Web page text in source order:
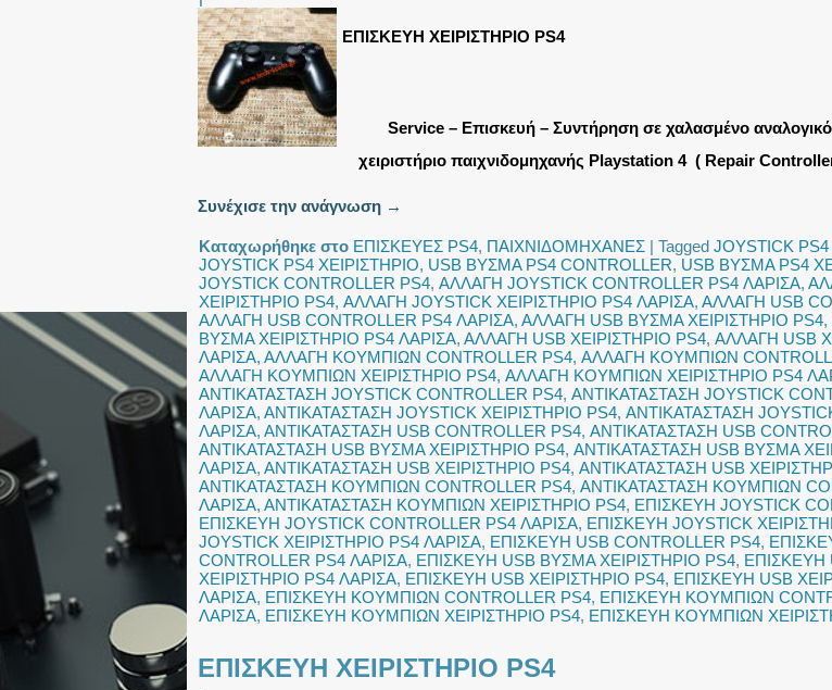
ΕΠΙΣΚΕΥΗ ΧΕΙΡΙΣΤΗΡΙΟ PS4
Service – Επισκευή – Συντήρηση σε χαλασμένο
χειριστήριο παιχνιδομηχανής Playstation 4 ( Repair
Συνέχισε την ανάγνωση →
Καταχωρήθηκε στο ΕΠΙΣΚΕΥΕΣ PS4, ΠΑΙΧΝΙΔΟΜΗΧΑΝΕΣ | Tagged JOYSTICK
JOYSTICK PS4 ΧΕΙΡΙΣΤΗΡΙΟ, USB ΒΥΣΜΑ PS4 CONTROLLER, USB ΒΥΣΜΑ PS4
JOYSTICK CONTROLLER PS4, ΑΛΛΑΓΗ JOYSTICK CONTROLLER PS4 ΛΑΡΙΣΑ,
ΧΕΙΡΙΣΤΗΡΙΟ PS4, ΑΛΛΑΓΗ JOYSTICK ΧΕΙΡΙΣΤΗΡΙΟ PS4 ΛΑΡΙΣΑ, ΑΛΛΑΓΗ USB
ΑΛΛΑΓΗ USB CONTROLLER PS4 ΛΑΡΙΣΑ, ΑΛΛΑΓΗ USB ΒΥΣΜΑ ΧΕΙΡΙΣΤΗΡΙΟ PS4,
ΒΥΣΜΑ ΧΕΙΡΙΣΤΗΡΙΟ PS4 ΛΑΡΙΣΑ, ΑΛΛΑΓΗ USB ΧΕΙΡΙΣΤΗΡΙΟ PS4, ΑΛΛΑΓΗ USB
ΛΑΡΙΣΑ, ΑΛΛΑΓΗ ΚΟΥΜΠΙΩΝ CONTROLLER PS4, ΑΛΛΑΓΗ ΚΟΥΜΠΙΩΝ
ΑΛΛΑΓΗ ΚΟΥΜΠΙΩΝ ΧΕΙΡΙΣΤΗΡΙΟ PS4, ΑΛΛΑΓΗ ΚΟΥΜΠΙΩΝ ΧΕΙΡΙΣΤΗΡΙΟ PS4
ΑΝΤΙΚΑΤΑΣΤΑΣΗ JOYSTICK CONTROLLER PS4, ΑΝΤΙΚΑΤΑΣΤΑΣΗ JOYSTICK
ΛΑΡΙΣΑ, ΑΝΤΙΚΑΤΑΣΤΑΣΗ JOYSTICK ΧΕΙΡΙΣΤΗΡΙΟ PS4, ΑΝΤΙΚΑΤΑΣΤΑΣΗ
ΛΑΡΙΣΑ, ΑΝΤΙΚΑΤΑΣΤΑΣΗ USB CONTROLLER PS4, ΑΝΤΙΚΑΤΑΣΤΑΣΗ USB
ΑΝΤΙΚΑΤΑΣΤΑΣΗ USB ΒΥΣΜΑ ΧΕΙΡΙΣΤΗΡΙΟ PS4, ΑΝΤΙΚΑΤΑΣΤΑΣΗ USB ΒΥΣΜΑ
ΛΑΡΙΣΑ, ΑΝΤΙΚΑΤΑΣΤΑΣΗ USB ΧΕΙΡΙΣΤΗΡΙΟ PS4, ΑΝΤΙΚΑΤΑΣΤΑΣΗ USB
ΑΝΤΙΚΑΤΑΣΤΑΣΗ ΚΟΥΜΠΙΩΝ CONTROLLER PS4, ΑΝΤΙΚΑΤΑΣΤΑΣΗ ΚΟΥΜΠΙΩΝ
ΛΑΡΙΣΑ, ΑΝΤΙΚΑΤΑΣΤΑΣΗ ΚΟΥΜΠΙΩΝ ΧΕΙΡΙΣΤΗΡΙΟ PS4, ΕΠΙΣΚΕΥΗ JOYSTICK
ΕΠΙΣΚΕΥΗ JOYSTICK CONTROLLER PS4 ΛΑΡΙΣΑ, ΕΠΙΣΚΕΥΗ JOYSTICK
JOYSTICK ΧΕΙΡΙΣΤΗΡΙΟ PS4 ΛΑΡΙΣΑ, ΕΠΙΣΚΕΥΗ USB CONTROLLER PS4,
CONTROLLER PS4 ΛΑΡΙΣΑ, ΕΠΙΣΚΕΥΗ USB ΒΥΣΜΑ ΧΕΙΡΙΣΤΗΡΙΟ PS4, ΕΠΙΣΚΕΥΗ
ΧΕΙΡΙΣΤΗΡΙΟ PS4 ΛΑΡΙΣΑ, ΕΠΙΣΚΕΥΗ USB ΧΕΙΡΙΣΤΗΡΙΟ PS4, ΕΠΙΣΚΕΥΗ USB
ΛΑΡΙΣΑ, ΕΠΙΣΚΕΥΗ ΚΟΥΜΠΙΩΝ CONTROLLER PS4, ΕΠΙΣΚΕΥΗ ΚΟΥΜΠΙΩΝ
ΛΑΡΙΣΑ, ΕΠΙΣΚΕΥΗ ΚΟΥΜΠΙΩΝ ΧΕΙΡΙΣΤΗΡΙΟ PS4, ΕΠΙΣΚΕΥΗ ΚΟΥΜΠΙΩΝ
ΕΠΙΣΚΕΥΗ ΧΕΙΡΙΣΤΗΡΙΟ PS4